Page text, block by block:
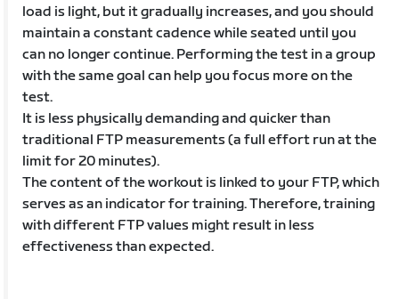
load is light, but it gradually increases, and you should
maintain a constant cadence while seated until you
can no longer continue. Performing the test in a group
with the same goal can help you focus more on the
test.
It is less physically demanding and quicker than
traditional FTP measurements (a full effort run at the
limit for 20 minutes).
The content of the workout is linked to your FTP, which
serves as an indicator for training. Therefore, training
with different FTP values might result in less
effectiveness than expected.